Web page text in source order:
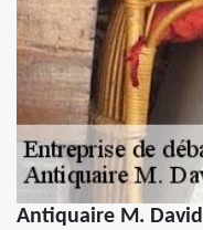
Antiquaire M.